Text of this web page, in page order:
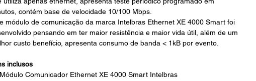
contém base de velocidade 10/100 Mbps.
módulo de comunicação da marca Intelbras Ethernet XE 4000 Smart foi
pensando em ter maior resistência e maior vida útil, além de um
custo benefício, apresenta consumo de banda < 1kB por evento.
inclusos
Comunicador Ethernet XE 4000 Smart Intelbras